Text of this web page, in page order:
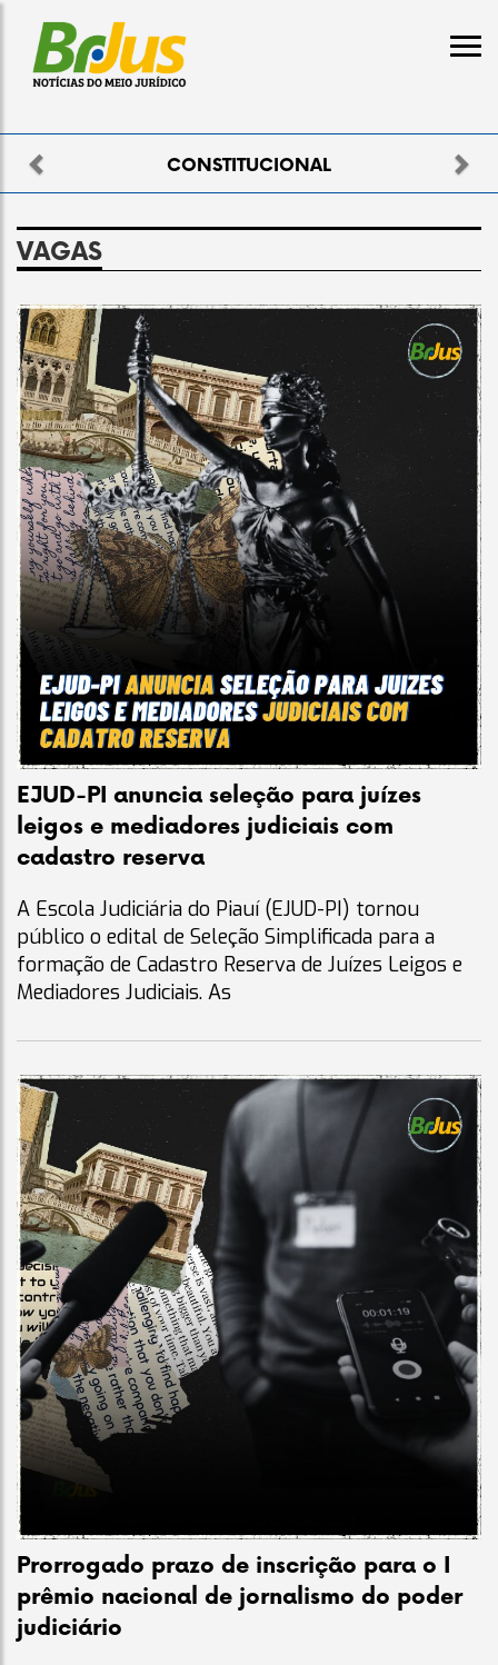
Previous
VAGAS
EJUD-PI anuncia seleção para juízes
leigos e mediadores judiciais com
cadastro reserva
A Escola Judiciária do Piauí (EJUD-PI) tornou
público o edital de Seleção Simplificada para a
formação de Cadastro Reserva de Juízes Leigos e
Mediadores Judiciais. As
Prorrogado prazo de inscrição para o I
prêmio nacional de jornalismo do poder
judiciário